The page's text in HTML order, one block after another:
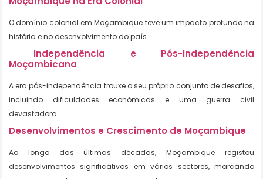
O domínio colonial em Moçambique teve um impacto profundo na
história e no desenvolvimento do país.
Independência e Pós-Independência
Moçambicana
A era pós-independência trouxe o seu próprio conjunto de desafios,
incluindo dificuldades económicas e uma guerra civil
devastadora.
Desenvolvimentos e Crescimento de Moçambique
Ao longo das últimas décadas, Moçambique registou
desenvolvimentos significativos em vários sectores, marcando